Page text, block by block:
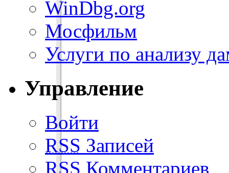
WinDbg.org
Мосфильм
Услуги по анализу
Управление
Войти
RSS Записей
RSS Комментариев